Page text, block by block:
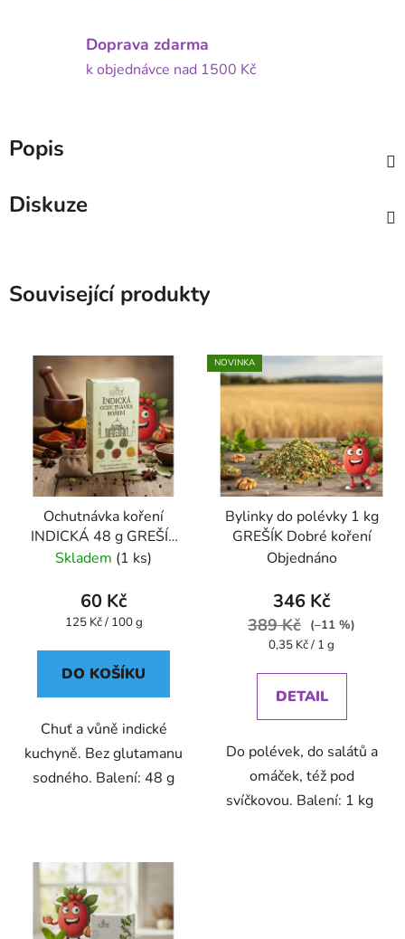
Doprava zdarma
k objednávce nad 1500 Kč
Popis
Diskuze
Související produkty
Ochutnávka koření
INDICKÁ 48 g GREŠÍK
Dobré koření
Skladem (1 ks)
60 Kč
Měrná
125 Kč / 100 g
DO KOŠÍKU
Chuť a vůně indické
kuchyně. Bez glutamanu
sodného. Balení: 48 g
NOVINKA
Bylinky do polévky 1 kg
GREŠÍK Dobré koření
Objednáno
346 Kč
389 Kč
(–11 %)
Měrná
0,35 Kč / 1 g
DETAIL
Do polévek, do salátů a
omáček, též pod
svíčkovou. Balení: 1 kg